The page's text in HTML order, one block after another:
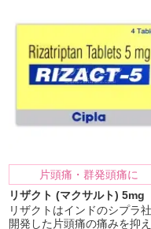
片頭痛・群発頭痛に
リザクト (マクサルト) 5mg
リザクトはインドのシプラ
開発した片頭痛の痛みを抑